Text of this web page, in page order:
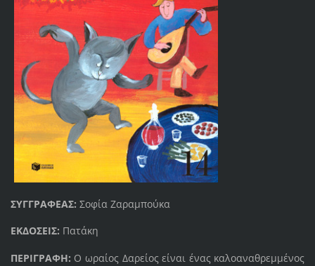
ΣΥΓΓΡΑΦΕΑΣ: Σοφία Ζαραμπούκα
ΕΚΔΟΣΕΙΣ: Πατάκη
ΠΕΡΙΓΡΑΦΗ: Ο ωραίος Δαρείος είναι ένας καλοαναθρεμμένος